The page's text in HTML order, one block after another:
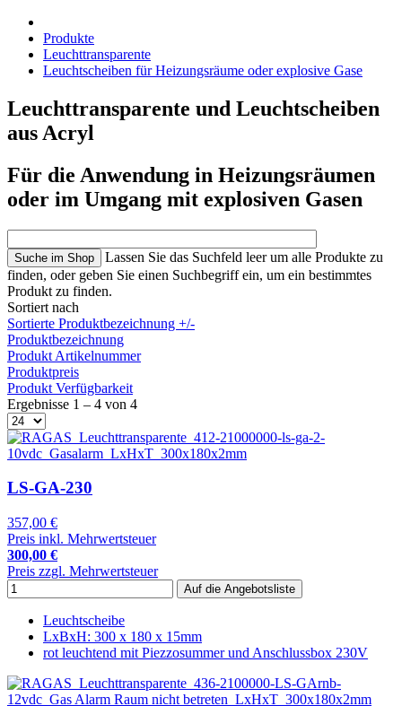
Produkte
Leuchttransparente
Leuchtscheiben für Heizungsräume oder explosive Gase
Leuchttransparente und Leuchtscheiben
aus Acryl
Für die Anwendung in Heizungsräumen
oder im Umgang mit explosiven Gasen
Lassen Sie das Suchfeld leer um alle Produkte zu
finden, oder geben Sie einen Suchbegriff ein, um ein bestimmtes
Produkt zu finden.
Sortiert nach
Sortierte Produktbezeichnung +/-
Produktbezeichnung
Produkt Artikelnummer
Produktpreis
Produkt Verfügbarkeit
Ergebnisse 1 – 4 von 4
LS-GA-230
357,00 €
Preis inkl. Mehrwertsteuer
300,00 €
Preis zzgl. Mehrwertsteuer
Leuchtscheibe
LxBxH: 300 x 180 x 15mm
rot leuchtend mit Piezzosummer und Anschlussbox 230V